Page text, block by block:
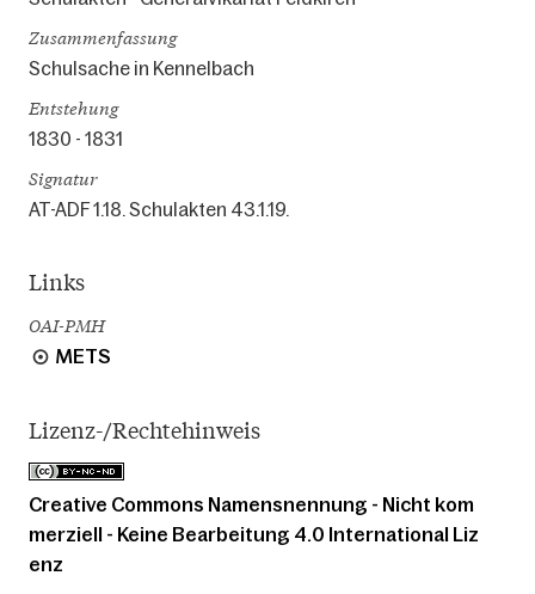
Zusammenfassung
Schulsache in Kennelbach
Entstehung
1830 - 1831
Signatur
AT-ADF 1.18. Schulakten 43.1.19.
Links
OAI-PMH
METS
Lizenz-/Rechtehinweis
Creative Commons Namensnennung - Nicht kom
merziell - Keine Bearbeitung 4.0 International Liz
enz